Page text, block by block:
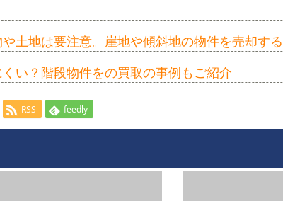
土地は要注意。崖地や傾斜地の物件を売却す
い？階段物件をの買取の事例もご紹介
RSS feedly